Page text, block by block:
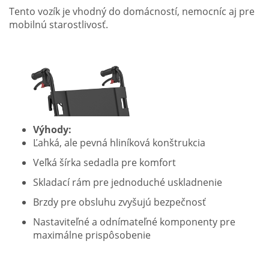
Tento vozík je vhodný do domácností, nemocníc aj pre
mobilnú starostlivosť.
Výhody:
Ľahká, ale pevná hliníková konštrukcia
Veľká šírka sedadla pre komfort
Skladací rám pre jednoduché uskladnenie
Brzdy pre obsluhu zvyšujú bezpečnosť
Nastaviteľné a odnímateľné komponenty pre
maximálne prispôsobenie